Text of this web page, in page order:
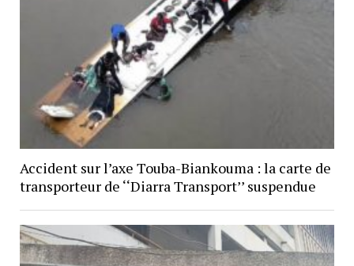
Accident sur l’axe Touba-Biankouma : la carte de
transporteur de ‘‘Diarra Transport’’ suspendue